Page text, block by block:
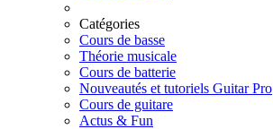
Catégories
Cours de basse
Théorie musicale
Cours de batterie
Nouveautés et tutoriels Guitar Pro
Cours de guitare
Actus & Fun